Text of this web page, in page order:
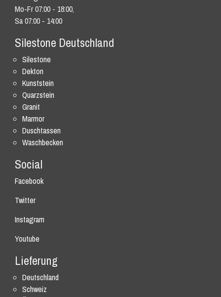
Mo-Fr 07:00 - 18:00,
Sa 07:00 - 14:00
Silestone Deutschland
Silestone
Dekton
Kunststein
Quarzstein
Granit
Marmor
Duschtassen
Waschbecken
Social
Facebook
Twitter
Instagram
Youtube
Lieferung
Deutschland
Schweiz